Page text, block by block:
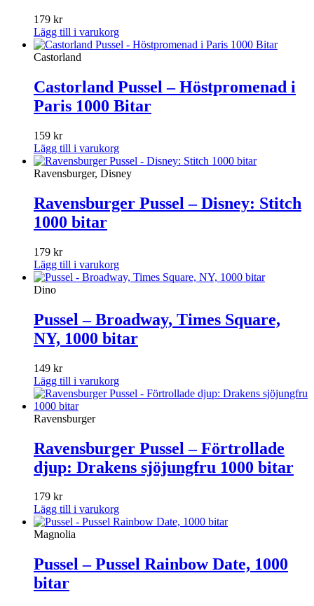
179 kr
Lägg till i varukorg
Castorland
Castorland Pussel – Höstpromenad i
Paris 1000 Bitar
159 kr
Lägg till i varukorg
Ravensburger, Disney
Ravensburger Pussel – Disney: Stitch
1000 bitar
179 kr
Lägg till i varukorg
Dino
Pussel – Broadway, Times Square,
NY, 1000 bitar
149 kr
Lägg till i varukorg
Ravensburger
Ravensburger Pussel – Förtrollade
djup: Drakens sjöjungfru 1000 bitar
179 kr
Lägg till i varukorg
Magnolia
Pussel – Pussel Rainbow Date, 1000
bitar